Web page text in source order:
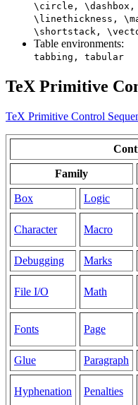
\circle,
\linethickness,
\shortstack,
Table environments:
tabbing, tabular
TeX Primitive
TeX Primitive Control
Family
Box Logic
Character Macro
Debugging Marks
File I/O Math
Fonts Page
Glue Paragraph
Hyphenation Penalties